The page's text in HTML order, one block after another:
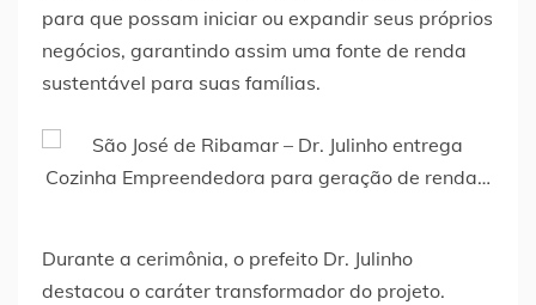
para que possam iniciar ou expandir seus próprios
negócios, garantindo assim uma fonte de renda
sustentável para suas famílias.
Durante a cerimônia, o prefeito Dr. Julinho
destacou o caráter transformador do projeto.